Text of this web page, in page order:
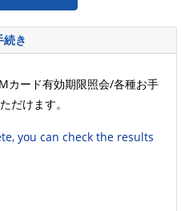
続き
カード有効期限照会/各種お手
だけます。
you can check the results